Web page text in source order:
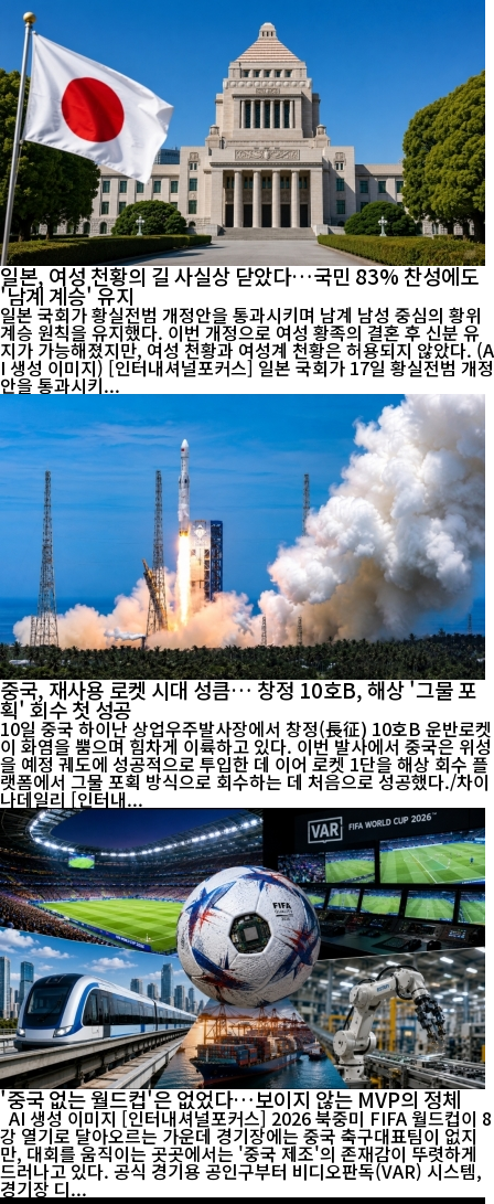
일본, 여성 천황의 길 사실상 닫았다…국민 83% 찬성에도
'남계 계승' 유지
일본 국회가 황실전범 개정안을 통과시키며 남계 남성 중심의 황위
계승 원칙을 유지했다. 이번 개정으로 여성 황족의 결혼 후 신분 유
지가 가능해졌지만, 여성 천황과 여성계 천황은 허용되지 않았다. (A
I 생성 이미지) [인터내셔널포커스] 일본 국회가 17일 황실전범 개정
안을 통과시키...
중국, 재사용 로켓 시대 성큼… 창정 10호B, 해상 '그물 포
획' 회수 첫 성공
10일 중국 하이난 상업우주발사장에서 창정(長征) 10호B 운반로켓
이 화염을 뿜으며 힘차게 이륙하고 있다. 이번 발사에서 중국은 위성
을 예정 궤도에 성공적으로 투입한 데 이어 로켓 1단을 해상 회수 플
랫폼에서 그물 포획 방식으로 회수하는 데 처음으로 성공했다./차이
나데일리 [인터내...
'중국 없는 월드컵'은 없었다…보이지 않는 MVP의 정체
강 열기로 달아오르는 가운데 경기장에는 중국 축구대표팀이 없지
만, 대회를 움직이는 곳곳에서는 '중국 제조'의 존재감이 뚜렷하게
드러나고 있다. 공식 경기용 공인구부터 비디오판독(VAR) 시스템,
경기장 디...